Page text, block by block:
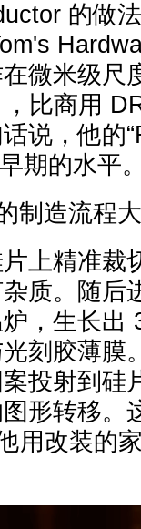
的做法
微米级尺
，比商用
说，他的
期的水平
造流程大
精准裁
质。随后
，生长出
刻胶薄膜
投射到硅
形转移。
用改装的